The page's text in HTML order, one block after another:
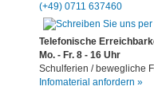
(+49) 0711 637460
Telefonische
Mo. - Fr. 8 - 16 Uhr
Schulferien / bewegliche
Infomaterial anfordern »